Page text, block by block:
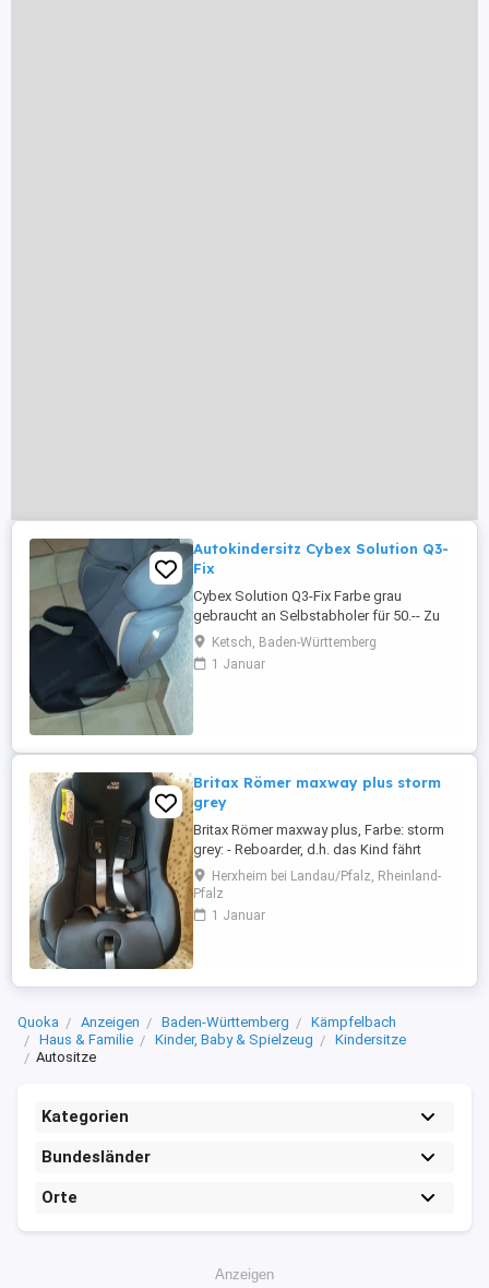
Autokindersitz Cybex Solution Q3-
Fix
Cybex Solution Q3-Fix Farbe grau
gebraucht an Selbstabholer für 50.-- Zu
verkaufen.
Ketsch, Baden-Württemberg
1 Januar
Britax Römer maxway plus storm
grey
Britax Römer maxway plus, Farbe: storm
grey: - Reboarder, d.h. das Kind fährt
sicher rückwärts. - Kindergewicht: 9 - 25
kg - ungefähre Altersklasse: 9 Monate bis
6 Jahre - Befestigung im Auto mit 3-Punkt
Herxheim bei Landau/Pfalz, Rheinland-
Pfalz
1 Januar
Quoka Anzeigen Baden-Württemberg
Kämpfelbach
Haus & Familie
Kinder, Baby & Spielzeug
Kindersitze
Autositze
Kategorien
Bundesländer
Orte
Anzeigen